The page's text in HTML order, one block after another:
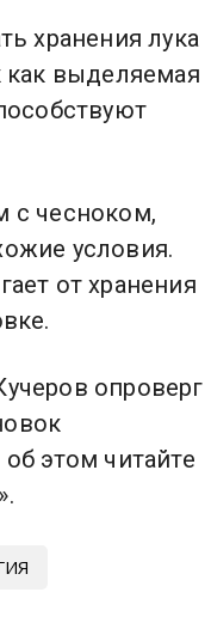
хранения лука
как выделяемая
с чесноком,
условия.
от хранения
опроверг
этом читайте